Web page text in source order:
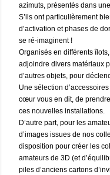
azimuts, présentés dans
S’ils ont particulièrement
d’activation et phases de
se ré-imaginent !
Organisés en différents
adjoindre divers matériaux
d’autres objets, pour
Une sélection
cœur vous en dit, de
ces nouvelles installations.
D’autre part, pour les
d’images issues de nos
disposition pour créer les
amateurs de 3D (et
piles d’anciens cartons